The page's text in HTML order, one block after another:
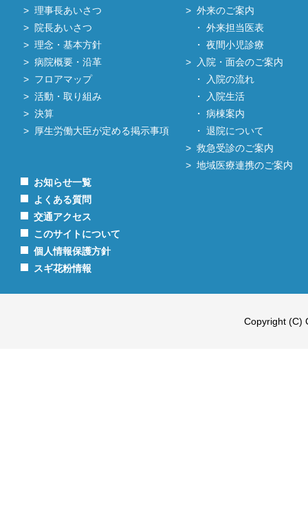
理事長あいさつ
院長あいさつ
理念・基本方針
病院概要・沿革
フロアマップ
活動・取り組み
決算
厚生労働大臣が定める掲示事項
外来のご案内
外来担当医表
夜間小児診療
入院・面会のご案内
入院の流れ
入院生活
病棟案内
退院について
救急受診のご案内
地域医療連携のご案内
お知らせ一覧
よくある質問
交通アクセス
このサイトについて
個人情報保護方針
スギ花粉情報
Copyright (C)